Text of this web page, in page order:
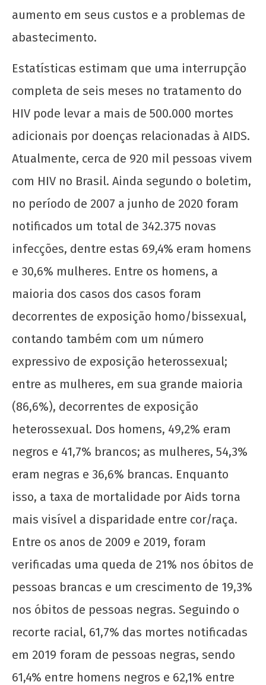
14 de
de 2020
admin
aumento em seus custos e a problemas de
abastecimento.
Estatísticas estimam que uma interrupção
completa de seis meses no tratamento do
HIV pode levar a mais de 500.000 mortes
adicionais por doenças relacionadas à AIDS.
Atualmente, cerca de 920 mil pessoas vivem
com HIV no Brasil. Ainda segundo o boletim,
no período de 2007 a junho de 2020 foram
notificados um total de 342.375 novas
infecções, dentre estas 69,4% eram homens
e 30,6% mulheres. Entre os homens, a
maioria dos casos dos casos foram
decorrentes de exposição homo/bissexual,
contando também com um número
expressivo de exposição heterossexual;
entre as mulheres, em sua grande maioria
(86,6%), decorrentes de exposição
heterossexual. Dos homens, 49,2% eram
negros e 41,7% brancos; as mulheres, 54,3%
eram negras e 36,6% brancas. Enquanto
isso, a taxa de mortalidade por Aids torna
mais visível a disparidade entre cor/raça.
Entre os anos de 2009 e 2019, foram
verificadas uma queda de 21% nos óbitos de
pessoas brancas e um crescimento de 19,3%
nos óbitos de pessoas negras. Seguindo o
recorte racial, 61,7% das mortes notificadas
em 2019 foram de pessoas negras, sendo
61,4% entre homens negros e 62,1% entre